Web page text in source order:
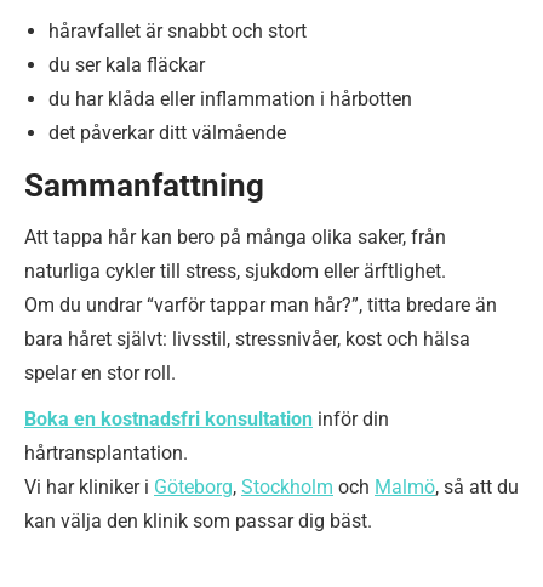
håravfallet är snabbt och stort
du ser kala fläckar
du har klåda eller inflammation i hårbotten
det påverkar ditt välmående
Sammanfattning
Att tappa hår kan bero på många olika saker, från
naturliga cykler till stress, sjukdom eller ärftlighet.
Om du undrar “varför tappar man hår?”, titta bredare än
bara håret självt: livsstil, stressnivåer, kost och hälsa
spelar en stor roll.
Boka en kostnadsfri konsultation inför din
hårtransplantation.
Vi har kliniker i Göteborg, Stockholm och Malmö, så att du
kan välja den klinik som passar dig bäst.